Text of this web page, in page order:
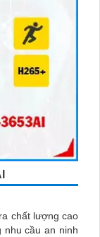
chất lượng cao